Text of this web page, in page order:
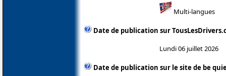
Multi-langues
Date de publication sur
Lundi 06 juillet 2026
Date de publication sur le site de be